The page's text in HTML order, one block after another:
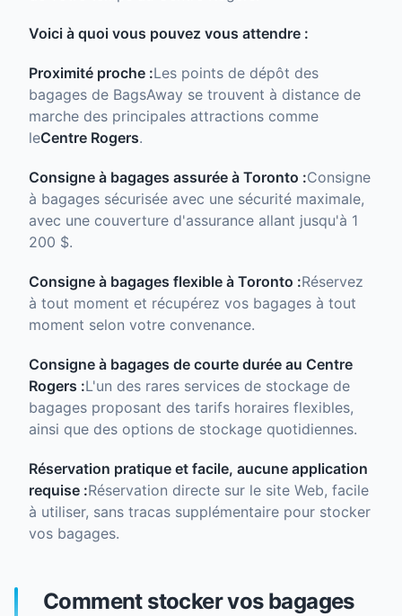
Voici à quoi vous pouvez vous attendre :
Proximité proche :Les points de dépôt des
bagages de BagsAway se trouvent à distance de
marche des principales attractions comme
leCentre Rogers.
Consigne à bagages assurée à Toronto :Consigne
à bagages sécurisée avec une sécurité maximale,
avec une couverture d'assurance allant jusqu'à 1
200 $.
Consigne à bagages flexible à Toronto :Réservez
à tout moment et récupérez vos bagages à tout
moment selon votre convenance.
Consigne à bagages de courte durée au Centre
Rogers :L'un des rares services de stockage de
bagages proposant des tarifs horaires flexibles,
ainsi que des options de stockage quotidiennes.
Réservation pratique et facile, aucune application
requise :Réservation directe sur le site Web, facile
à utiliser, sans tracas supplémentaire pour stocker
vos bagages.
Comment stocker vos bagages